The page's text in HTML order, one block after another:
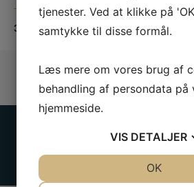
349,00DKK
tjenester. Ved at klikke på
samtykke til disse formål.
Læs mere om vores brug af
behandling af persondata på
hjemmeside.
VIS DETALJER
OK